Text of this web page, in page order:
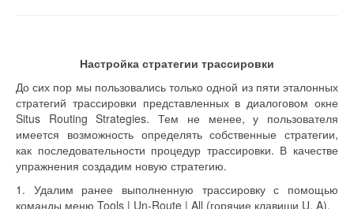
Настройка стратегии трассировки
До сих пор мы пользовались только одной из пяти эталонных
стратегий трассировки представленных в диалоговом окне
Situs Routing Strategies. Тем не менее, у пользователя
имеется возможность определять собственные стратегии,
как последовательности процедур трассировки. В качестве
упражнения создадим новую стратегию.
1. Удалим ранее выполненную трассировку с помощью
команды меню Tools | Un-Route | All (горячие клавиши U, A).